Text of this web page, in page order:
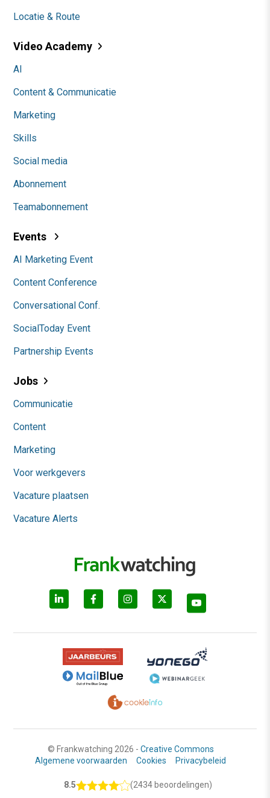
Locatie & Route
Video Academy
AI
Content & Communicatie
Marketing
Skills
Social media
Abonnement
Teamabonnement
Events
AI Marketing Event
Content Conference
Conversational Conf.
SocialToday Event
Partnership Events
Jobs
Communicatie
Content
Marketing
Voor werkgevers
Vacature plaatsen
Vacature Alerts
© Frankwatching 2026 - Creative Commons
Algemene voorwaarden
Cookies Privacybeleid
8.5 (2434 beoordelingen)